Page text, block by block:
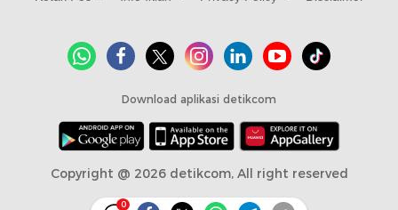
0
Download aplikasi detikcom
Copyright @ 2026 detikcom, All right reserved